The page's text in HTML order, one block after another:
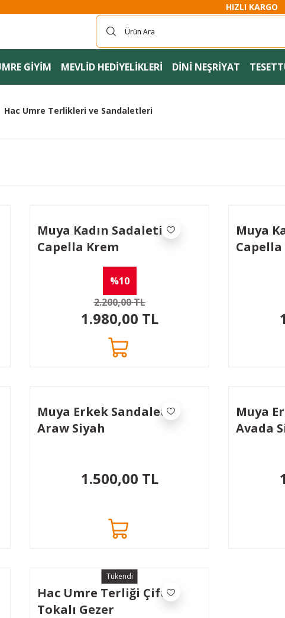
HIZLI KARGO
GİYİM MEVLİD HEDİYELİKLERİ DİNİ NEŞRİYAT
Hac Umre Terlikleri ve Sandaletleri
Muya Kadın Sadaleti
Capella Krem
%10
2.200,00 TL
1.980,00 TL
Muya
Capella
Muya Erkek Sandaleti
Araw Siyah
1.500,00 TL
Muya
Avada
Tükendi
Hac Umre Terliği Çift
Tokalı Gezer